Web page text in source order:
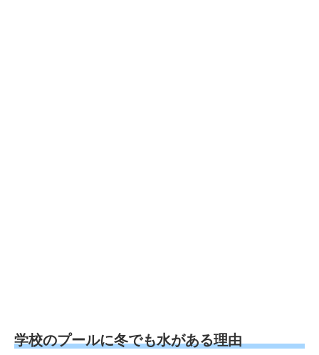
学校のプールに冬でも水がある理由